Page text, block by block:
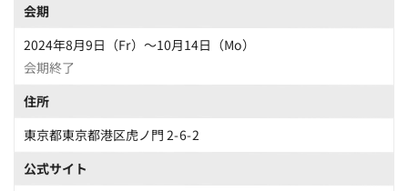
会期
2024年8月9日（Fr）〜10月14日（Mo）
会期終了
住所
東京都東京都港区虎ノ門 2-6-2
公式サイト